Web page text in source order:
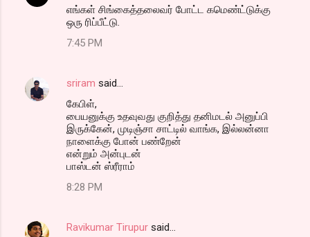
எங்கள் சிங்கைத்தலைவர் போட்ட கமெண்ட்டுக்கு
ஒரு ரிப்பீட்டு.
7:45 PM
sriram said…
கேபிள்,
பையனுக்கு உதவுவது குறித்து தனிமடல் அனுப்பி
இருக்கேன், முடிஞ்சா சாட்டில் வாங்க, இல்லன்னா
நாளைக்கு போன் பண்றேன்
என்றும் அன்புடன்
பாஸ்டன் ஸ்ரீராம்
8:28 PM
Ravikumar Tirupur said…